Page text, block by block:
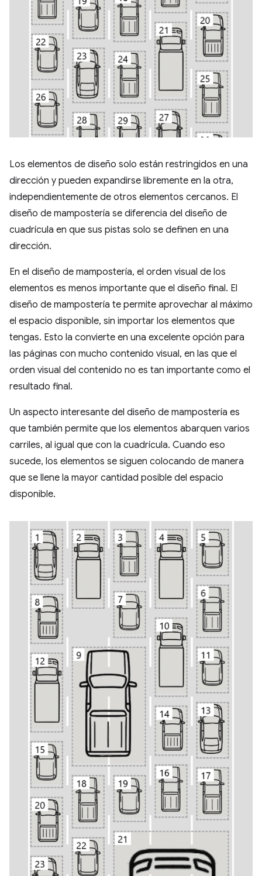
Los elementos de diseño solo están restringidos en una
dirección y pueden expandirse libremente en la otra,
independientemente de otros elementos cercanos. El
diseño de mampostería se diferencia del diseño de
cuadrícula en que sus pistas solo se definen en una
dirección.
En el diseño de mampostería, el orden visual de los
elementos es menos importante que el diseño final. El
diseño de mampostería te permite aprovechar al máximo
el espacio disponible, sin importar los elementos que
tengas. Esto la convierte en una excelente opción para
las páginas con mucho contenido visual, en las que el
orden visual del contenido no es tan importante como el
resultado final.
Un aspecto interesante del diseño de mampostería es
que también permite que los elementos abarquen varios
carriles, al igual que con la cuadrícula. Cuando eso
sucede, los elementos se siguen colocando de manera
que se llene la mayor cantidad posible del espacio
disponible.